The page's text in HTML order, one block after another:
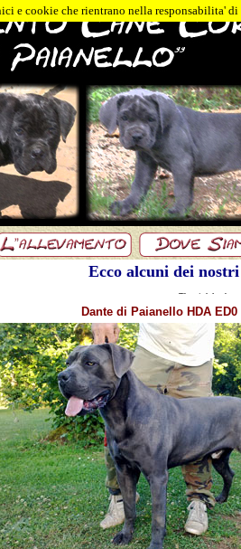
Ecco alcuni dei
The pink leather
Dante di Paianello HDA ED0
e cookie che rientrano nella responsabilita'